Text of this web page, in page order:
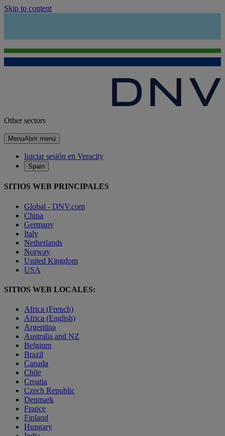
Skip to content
Other sectors
MenuAbrir menú
Iniciar sesión en Veracity
Spain
SITIOS WEB PRINCIPALES
Global - DNV.com
China
Germany
Italy
Netherlands
Norway
United Kingdom
USA
SITIOS WEB LOCALES:
Africa (French)
Africa (English)
Argentina
Australia and NZ
Belgium
Brazil
Canada
Chile
Croatia
Czech Republic
Denmark
France
Finland
Hungary